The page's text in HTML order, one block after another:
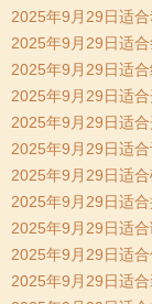
2025年9月29日适
2025年9月29日适
2025年9月29日适
2025年9月29日适
2025年9月29日适
2025年9月29日适
2025年9月29日适
2025年9月29日适
2025年9月29日适
2025年9月29日适
2025年9月29日适